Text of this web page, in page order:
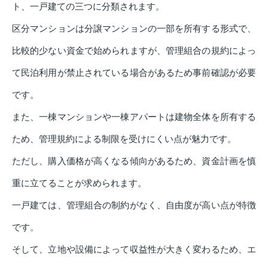
ト、一戸建ての三つに分類されます。
区分マンションは分譲マンションの一部を所有する形式で、
比較的少ない資金で始められますが、管理組合の規約によっ
て民泊利用が禁止されている場合があるため事前確認が必要
です。
また、一棟マンションや一棟アパートは建物全体を所有する
ため、管理規約による制限を受けにくい点が魅力です。
ただし、購入価格が高くなる傾向があるため、資金計画を慎
重に立てることが求められます。
一戸建ては、管理組合の制約がなく、自由度が高い点が特徴
です。
そして、立地や設備によって収益性が大きく変わるため、エ